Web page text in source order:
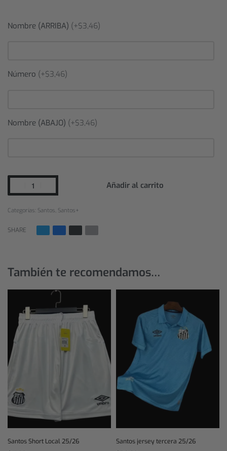
Nombre (ARRIBA) (+$3,46)
Número (+$3,46)
Nombre (ABAJO) (+$3,46)
Añadir al carrito
Categorías: Santos Santos+
SHARE
También te recomendamos…
Santos Short Local 25/26 Santos jersey tercera 25/26